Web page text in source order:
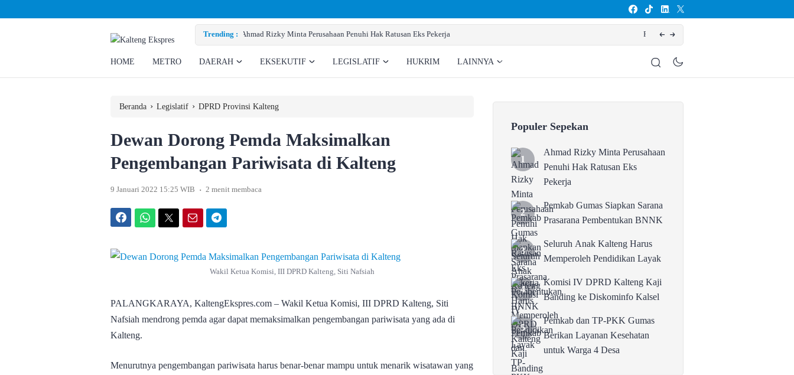
Trending :
Ahmad Rizky Minta Perusahaan Penuhi Hak Ratusan Eks Pekerja Pemkab Gumas Siapkan Sarana Prasarana Pembentukan BNNK
HOME METRO DAERAH EKSEKUTIF LEGISLATIF HUKRIM LAINNYA
Beranda › Legislatif › DPRD Provinsi Kalteng
Dewan Dorong Pemda Maksimalkan
Pengembangan Pariwisata di Kalteng
9 Januari 2022 15:25 WIB . 2 menit membaca
Wakil Ketua Komisi, III DPRD Kalteng, Siti Nafsiah
PALANGKARAYA, KaltengEkspres.com – Wakil Ketua Komisi, III DPRD Kalteng, Siti
Nafsiah mendrong pemda agar dapat memaksimalkan pengembangan pariwisata yang ada di
Kalteng.
Menurutnya pengembangan pariwisata harus benar-benar mampu untuk menarik wisatawan yang
Populer Sepekan
Ahmad Rizky Minta Perusahaan
Penuhi Hak Ratusan Eks
Pekerja
Pemkab Gumas Siapkan Sarana
Prasarana Pembentukan BNNK
Seluruh Anak Kalteng Harus
Memperoleh Pendidikan Layak
Komisi IV DPRD Kalteng Kaji
Banding ke Diskominfo Kalsel
Pemkab dan TP-PKK Gumas
Berikan Layanan Kesehatan
untuk Warga 4 Desa